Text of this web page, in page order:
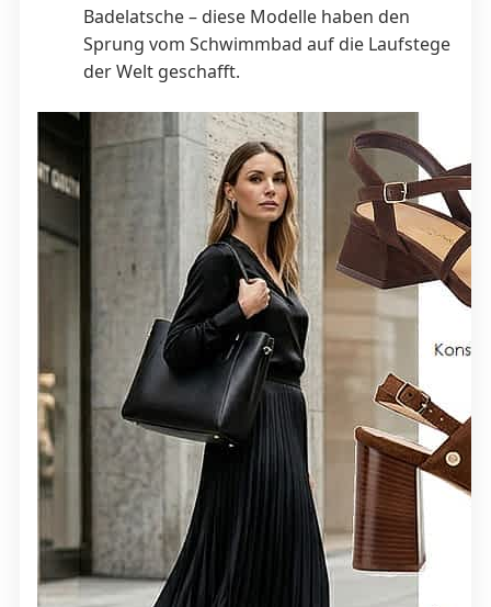
Badelatsche – diese Modelle haben den
Sprung vom Schwimmbad auf die Laufstege
der Welt geschafft.